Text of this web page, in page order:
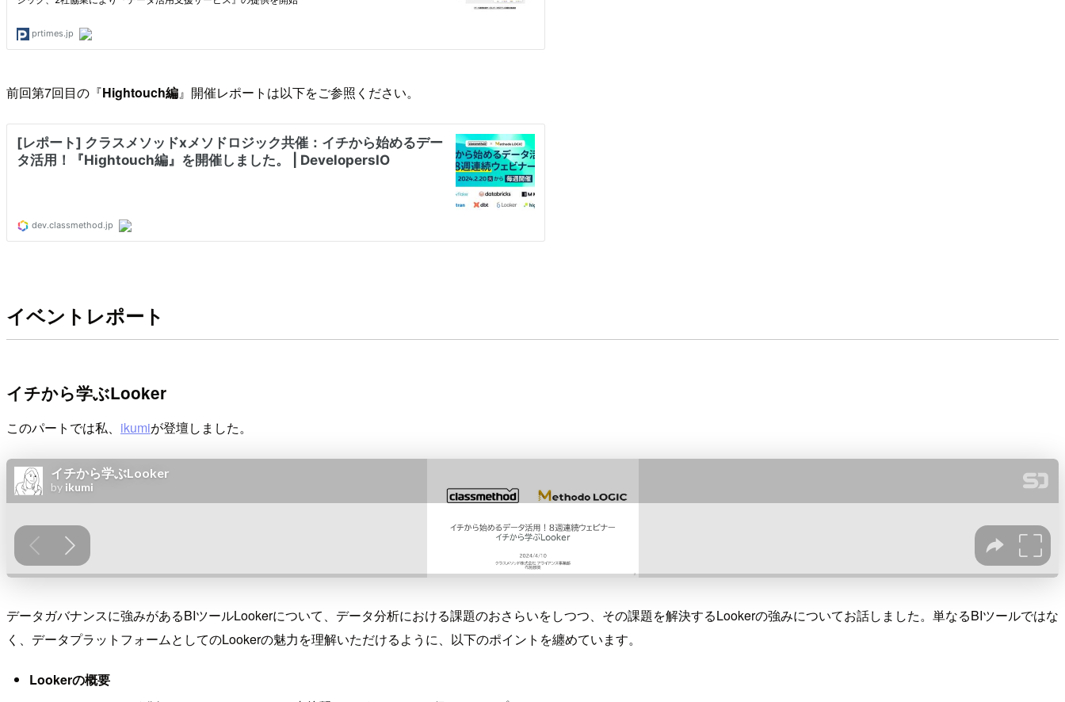
前回第7回目の『Hightouch編』開催レポートは以下をご参照ください。
イベントレポート
イチから学ぶLooker
このパートでは私、 ikumiが登壇しました。
データガバナンスに強みがあるBIツールLookerについて、データ分析における課題のおさらいをしつつ、その課題を解決するLookerの強みについてお話しました。単なるBIツールではな
く、データプラットフォームとしてのLookerの魅力を理解いただけるように、以下のポイントを纏めています。
Lookerの概要